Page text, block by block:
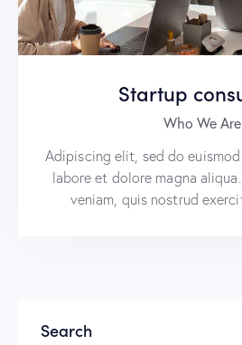
Startup
Who We Are
Adipiscing elit, sed do
labore et dolore magna
veniam, quis nostrud
Search